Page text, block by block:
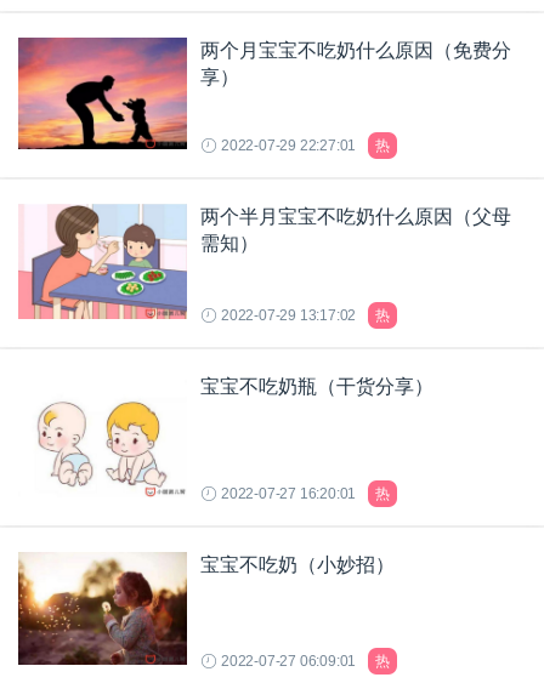
两个月宝宝不吃奶什么原因（免费分
享）
2022-07-29 22:27:01 热
两个半月宝宝不吃奶什么原因（父母
需知）
2022-07-29 13:17:02 热
宝宝不吃奶瓶（干货分享）
2022-07-27 16:20:01 热
宝宝不吃奶（小妙招）
2022-07-27 06:09:01 热